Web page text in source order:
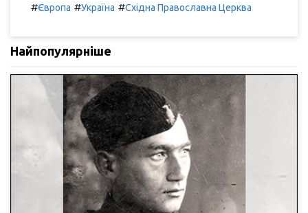
#Європа #Україна #Східна Православна Церква
Найпопулярніше